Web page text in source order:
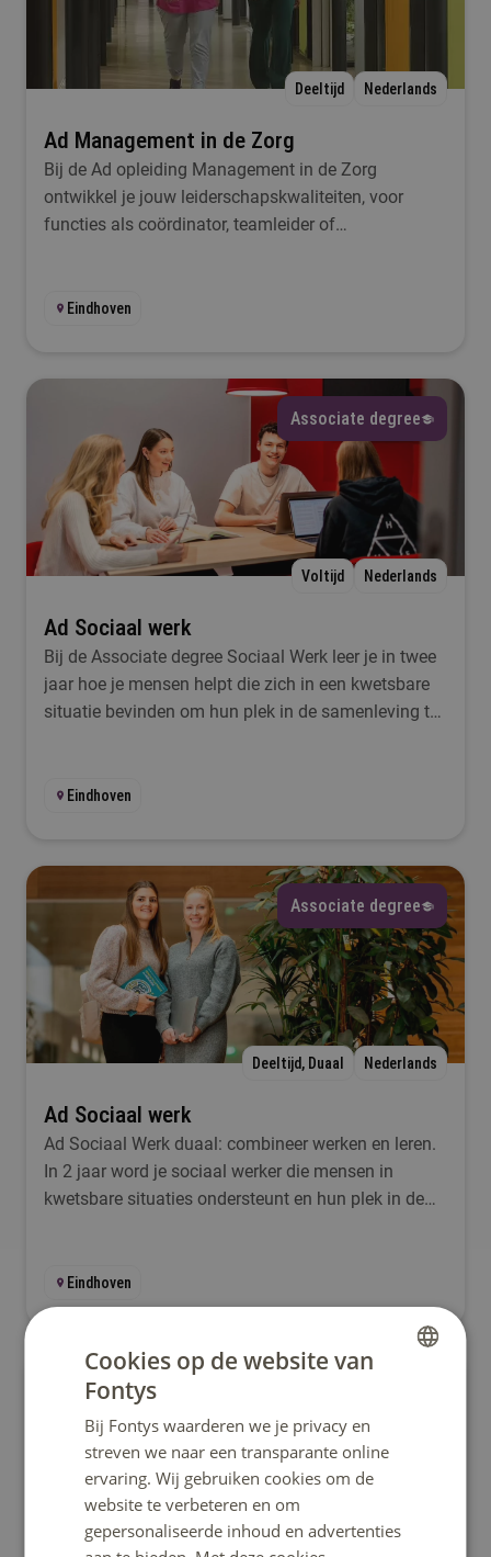
Deeltijd Nederlands
Ad Management in de Zorg
Bij de Ad opleiding Management in de Zorg
ontwikkel je jouw leiderschapskwaliteiten, voor
functies als coördinator, teamleider of
Eindhoven
Associate degree
Voltijd Nederlands
Ad Sociaal werk
Bij de Associate degree Sociaal Werk leer je in twee
jaar hoe je mensen helpt die zich in een kwetsbare
situatie bevinden om hun plek in de samenleving te
Eindhoven
Associate degree
Deeltijd, Duaal Nederlands
Ad Sociaal werk
Ad Sociaal Werk duaal: combineer werken en leren.
In 2 jaar word je sociaal werker die mensen in
kwetsbare situaties ondersteunt en hun plek in de
Eindhoven
Voltijd
Cookies op de website van
Fontys
Bij Fontys waarderen we je privacy en
streven we naar een transparante online
ervaring. Wij gebruiken cookies om de
website te verbeteren en om
gepersonaliseerde inhoud en advertenties